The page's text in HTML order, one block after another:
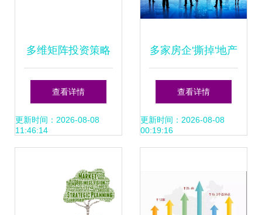
多维矩阵投资策略
跨年报解读贵州茅
台的生意（第38
查看详情
更新时间：2026-08-08
11:46:14
多家房企'撕掉'地产
化标签，龙头房企
城市运营路径渐明
查看详情
更新时间：2026-08-08
00:19:16